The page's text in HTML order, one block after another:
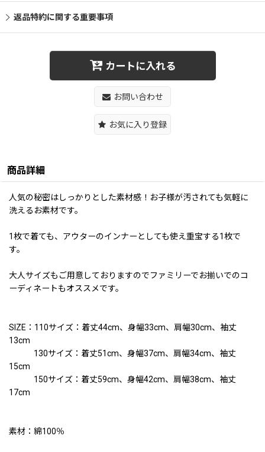
返品特約に関する重要事項
カートに入れる
お問い合わせ
お気に入り登録
商品詳細
人気の秘密はしっかりとした素材感！お子様が汚されても気軽に
洗えるお素材です。
1枚で着ても、アウターのインナーとしても使え重宝する1枚で
す。
大人サイズもご用意しておりますのでファミリーでお揃いでのコ
ーディネートもオススメです。
SIZE：110サイズ：着丈44cm、身幅33cm、肩幅30cm、袖丈
13cm
130サイズ：着丈51cm、身幅37cm、肩幅34cm、袖丈
15cm
150サイズ：着丈59cm、身幅42cm、肩幅38cm、袖丈
17cm
素材：綿100％